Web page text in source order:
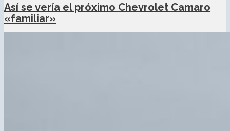
Así se vería el próximo Chevrolet Camaro
«familiar»